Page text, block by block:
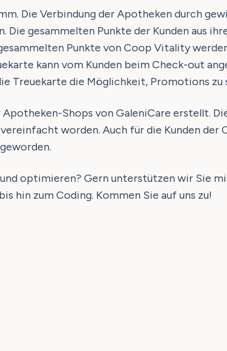
Die Verbindung der Apotheken durch
gesammelten Punkte der Kunden aus
Punkte von Coop Vitality
kann vom Kunden beim Check-out
Treuekarte die Möglichkeit, Promotions zu
Shops von GaleniCare erstellt.
worden. Auch für die Kunden der
optimieren? Gern unterstützen wir Sie
hin zum Coding. Kommen Sie auf uns zu!